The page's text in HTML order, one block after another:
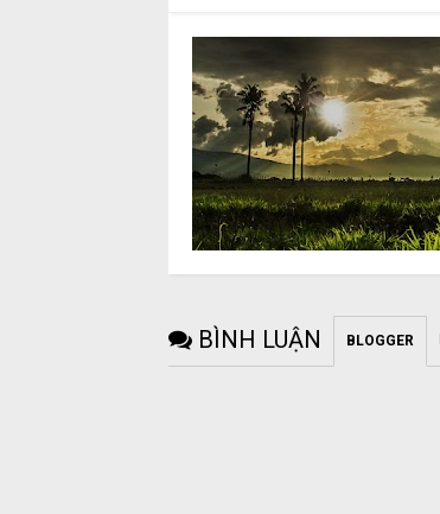
BÌNH LUẬN BLOGGER